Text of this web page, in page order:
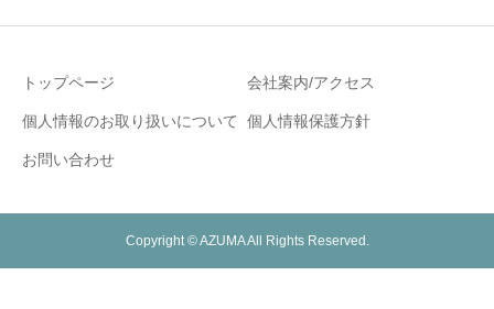
トップページ 会社案内/アクセス
個人情報のお取り扱いについて 個人情報保護方針
お問い合わせ
Copyright © AZUMA All Rights Reserved.